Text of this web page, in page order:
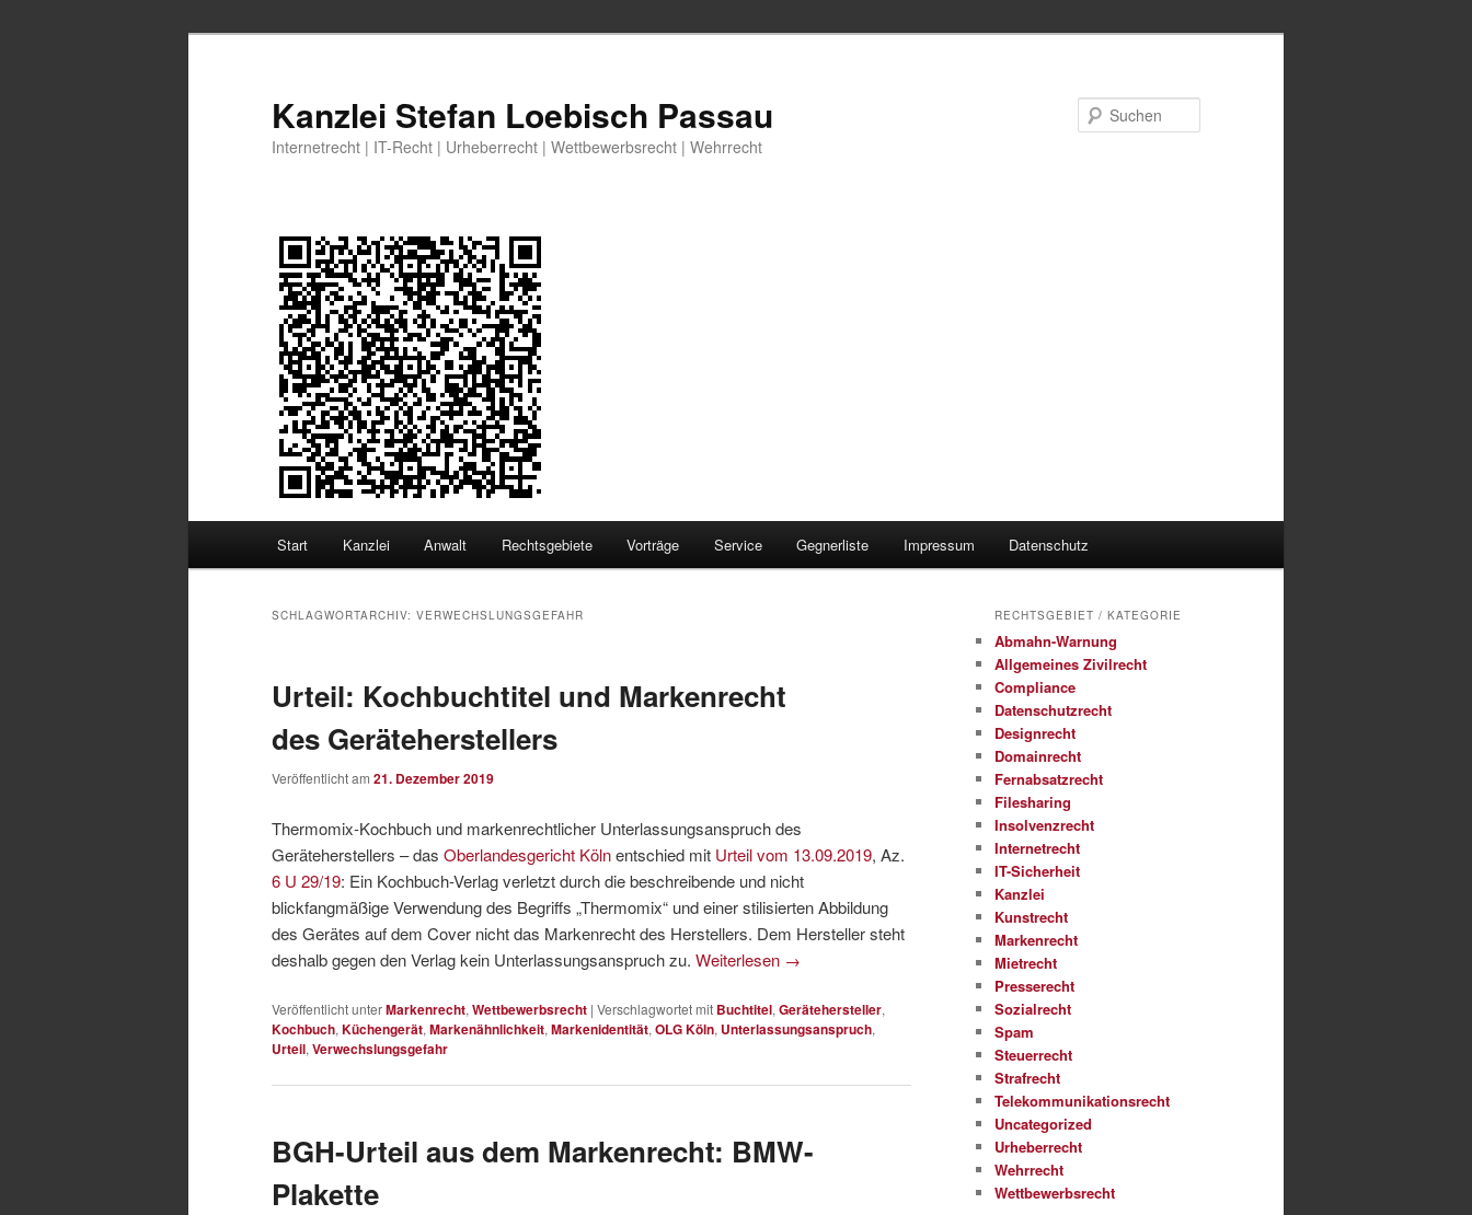
Kanzlei Stefan Loebisch Passau
Internetrecht | IT-Recht | Urheberrecht | Wettbewerbsrecht | Wehrrecht
Start Kanzlei Anwalt Rechtsgebiete Vorträge Service Gegnerliste Impressum Datenschutz
SCHLAGWORTARCHIV: VERWECHSLUNGSGEFAHR
Urteil: Kochbuchtitel und Markenrecht
des Geräteherstellers
Veröffentlicht am 21. Dezember 2019
Thermomix-Kochbuch und markenrechtlicher Unterlassungsanspruch des
Geräteherstellers – das Oberlandesgericht Kölnentschied mit Urteil vom 13.09.2019, Az.
6 U 29/19: Ein Kochbuch-Verlag verletzt durch die beschreibende und nicht
blickfangmäßige Verwendung des Begriffs „Thermomix“ und einer stilisierten Abbildung
des Gerätes auf dem Cover nicht das Markenrecht des Herstellers. Dem Hersteller steht
deshalb gegen den Verlag kein Unterlassungsanspruch zu. Weiterlesen →
Veröffentlicht unterMarkenrecht, Wettbewerbsrecht | Verschlagwortet mit Buchtitel, Gerätehersteller,
Kochbuch, Küchengerät, Markenähnlichkeit, Markenidentität, OLG Köln, Unterlassungsanspruch,
Urteil, Verwechslungsgefahr
BGH-Urteil aus dem Markenrecht: BMW-
Plakette
RECHTSGEBIET / KATEGORIE
Abmahn-Warnung
Allgemeines Zivilrecht
Compliance
Datenschutzrecht
Designrecht
Domainrecht
Fernabsatzrecht
Filesharing
Insolvenzrecht
Internetrecht
IT-Sicherheit
Kanzlei
Kunstrecht
Markenrecht
Mietrecht
Presserecht
Sozialrecht
Spam
Steuerrecht
Strafrecht
Telekommunikationsrecht
Uncategorized
Urheberrecht
Wehrrecht
Wettbewerbsrecht